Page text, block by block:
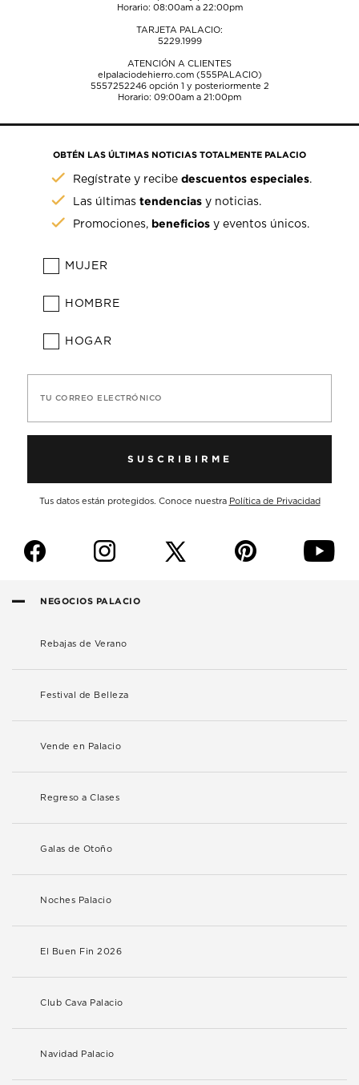
Horario: 08:00am a 22:00pm
TARJETA PALACIO:
5229.1999
ATENCIÓN A CLIENTES
elpalaciodehierro.com (555PALACIO)
5557252246opción 1 y posteriormente 2
Horario: 09:00am a 21:00pm
OBTÉN LAS ÚLTIMAS NOTICIAS TOTALMENTE PALACIO
Regístrate y recibedescuentos especiales.
Las últimastendencias y noticias.
Promociones, beneficios y eventos únicos.
MUJER
HOMBRE
HOGAR
TU CORREO ELECTRÓNICO
SUSCRIBIRME
Tus datos están protegidos. Conoce nuestra Política de Privacidad
f i p y
NEGOCIOS PALACIO
Rebajas de Verano
Festival de Belleza
Vende en Palacio
Regreso a Clases
Galas de Otoño
Noches Palacio
El Buen Fin 2026
Club Cava Palacio
Navidad Palacio